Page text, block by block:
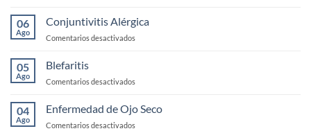
Corneales
y
Trauma
06
Ago
Conjuntivitis Alérgica
Comentarios desactivados
05
Ago
Blefaritis
Comentarios desactivados
04
Ago
Enfermedad de Ojo Seco
Comentarios desactivados